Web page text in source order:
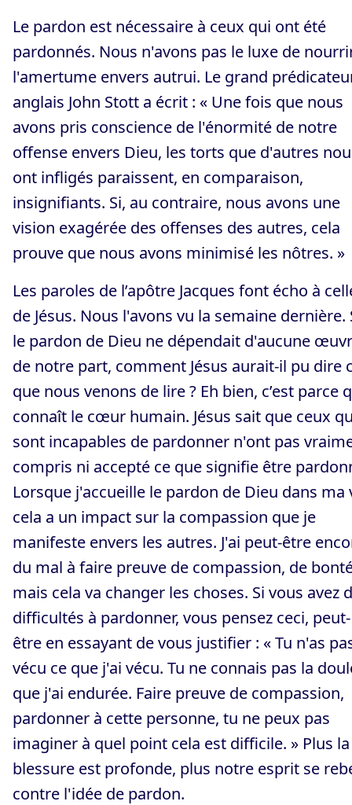
Le pardon est nécessaire à ceux qui ont été
pardonnés. Nous n'avons pas le luxe de
l'amertume envers autrui. Le grand
anglais John Stott a écrit : « Une fois que nous
avons pris conscience de l'énormité de notre
offense envers Dieu, les torts que d'autres
ont infligés paraissent, en comparaison,
insignifiants. Si, au contraire, nous avons une
vision exagérée des offenses des autres, cela
prouve que nous avons minimisé les nôtres. »
Les paroles de l’apôtre Jacques font écho à
de Jésus. Nous l'avons vu la semaine dernière.
le pardon de Dieu ne dépendait d'aucune
de notre part, comment Jésus aurait-il pu dire
que nous venons de lire ? Eh bien, c’est parce
connaît le cœur humain. Jésus sait que ceux
sont incapables de pardonner n'ont pas
compris ni accepté ce que signifie être
Lorsque j'accueille le pardon de Dieu dans ma
cela a un impact sur la compassion que je
manifeste envers les autres. J'ai peut-être
du mal à faire preuve de compassion, de
mais cela va changer les choses. Si vous avez
difficultés à pardonner, vous pensez ceci, peut-
être en essayant de vous justifier : « Tu n'as
vécu ce que j'ai vécu. Tu ne connais pas la
que j'ai endurée. Faire preuve de compassion,
pardonner à cette personne, tu ne peux pas
imaginer à quel point cela est difficile. » Plus la
blessure est profonde, plus notre esprit se
contre l'idée de pardon.